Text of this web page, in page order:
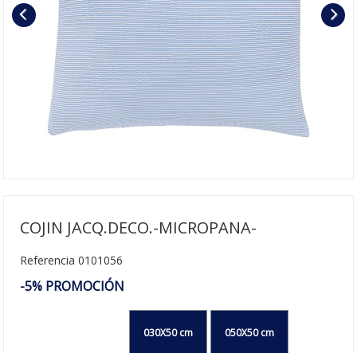
COJIN JACQ.DECO.-MICROPANA-
Referencia 0101056
-5% PROMOCIÓN
030X50 cm 050X50 cm